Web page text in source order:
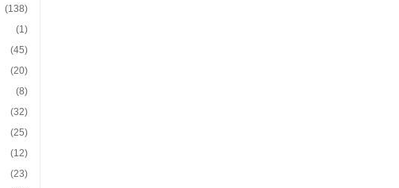
(138)
(1)
(45)
(20)
(8)
(32)
(25)
(12)
(23)